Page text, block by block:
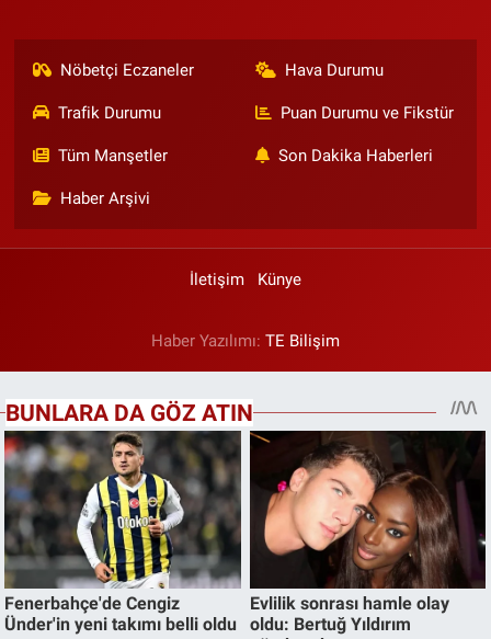
Nöbetçi Eczaneler Hava Durumu
Trafik Durumu Puan Durumu ve Fikstür
Tüm Manşetler Son Dakika Haberleri
Haber Arşivi
İletişim Künye
Haber Yazılımı: TE Bilişim